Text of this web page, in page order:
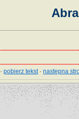
·pobierz tekst·następna